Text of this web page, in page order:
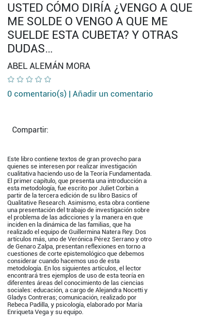
USTED CÓMO DIRÍA ¿VENGO A QUE
ME SOLDE O VENGO A QUE ME
SUELDE ESTA CUBETA? Y OTRAS
DUDAS…
ABEL ALEMÁN MORA
0 comentario(s) | Añadir un comentario
Compartir:
Este libro contiene textos de gran provecho para
quienes se interesen por realizar investigación
cualitativa haciendo uso de la Teoría Fundamentada.
El primer capítulo, que presenta una introducción a
esta metodología, fue escrito por Juliet Corbin a
partir de la tercera edición de su libro Basics of
Qualitative Research . Asimismo, esta obra contiene
una presentación del trabajo de investigación sobre
el problema de las adicciones y la manera en que
inciden en la dinámica de las familias, que ha
realizado el equipo de Guillermina Natera Rey. Dos
artículos más, uno de Verónica Pérez Serrano y otro
de Genaro Zalpa, presentan reflexiones en torno a
cuestiones de corte epistemológico que debemos
considerar cuando hacemos uso de esta
metodología. En los siguientes artículos, el lector
encontrará tres ejemplos de uso de esta teoría en
diferentes áreas del conocimiento de las ciencias
sociales: educación, a cargo de Alejandra Nocetti y
Gladys Contreras; comunicación, realizado por
Rebeca Padilla, y psicología, elaborado por María
Enriqueta Vega y su equipo.